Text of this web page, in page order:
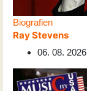
Biografien
Ray Stevens
06. 08. 2026